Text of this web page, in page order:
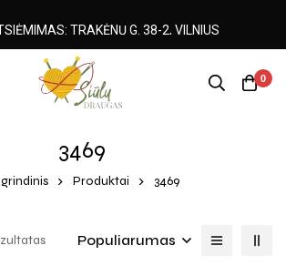
0
3469
Produktai 3469
Populiarumas
TRAKĖNŲ G. 38-2, VILNIUS